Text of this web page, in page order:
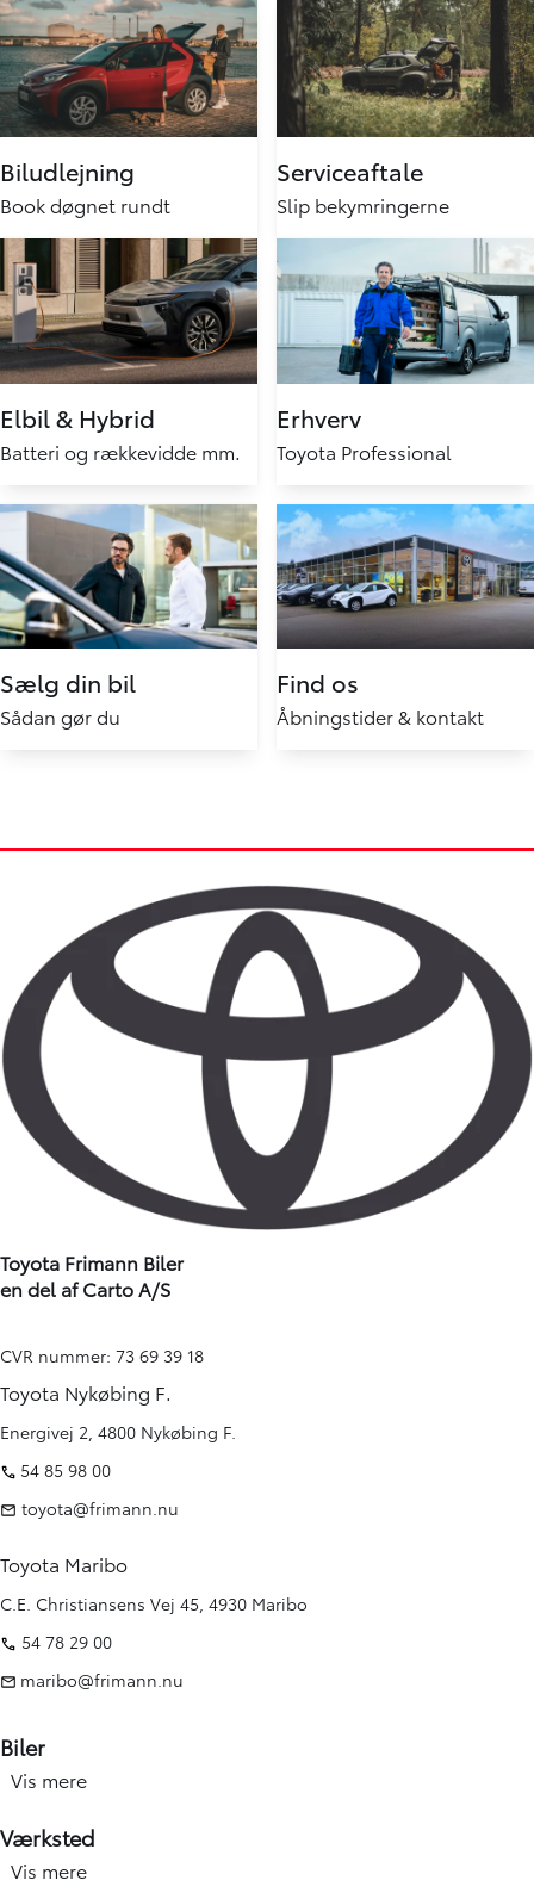
Biludlejning
Book døgnet rundt
Serviceaftale
Slip bekymringerne
Elbil & Hybrid
Batteri og rækkevidde mm.
Erhverv
Toyota Professional
Sælg din bil
Sådan gør du
Find os
Åbningstider & kontakt
Toyota Frimann Biler
en del af Carto A/S
CVR nummer: 73 69 39 18
Toyota Nykøbing F.
Energivej 2, 4800 Nykøbing F.
54 85 98 00
toyota@frimann.nu
Toyota Maribo
C.E. Christiansens Vej 45, 4930 Maribo
54 78 29 00
maribo@frimann.nu
Biler
Nye biler
Brugte biler
Kampagner
Vis mere
Værksted
Værksted forside
Vis mere